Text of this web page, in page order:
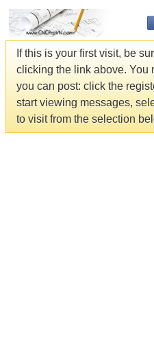
If this is your first visit, be
clicking the link above. You
you can post: click the
start viewing messages,
to visit from the selection